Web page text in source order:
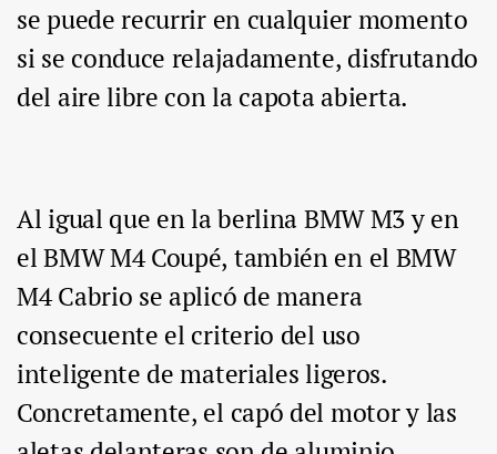
se puede recurrir en cualquier momento
si se conduce relajadamente, disfrutando
del aire libre con la capota abierta.
Al igual que en la berlina BMW M3 y en
el BMW M4 Coupé, también en el BMW
M4 Cabrio se aplicó de manera
consecuente el criterio del uso
inteligente de materiales ligeros.
Concretamente, el capó del motor y las